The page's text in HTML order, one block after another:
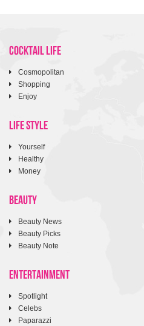
COCKTAIL LIFE
Cosmopolitan
Shopping
Enjoy
LIFE STYLE
Yourself
Healthy
Money
BEAUTY
Beauty News
Beauty Picks
Beauty Note
ENTERTAINMENT
Spotlight
Celebs
Paparazzi